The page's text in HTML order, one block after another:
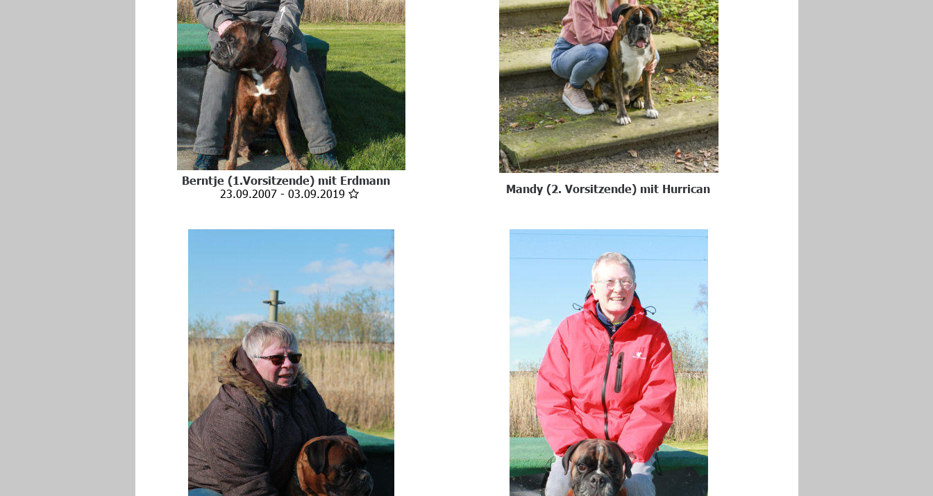
Berntje (1.Vorsitzende) mit Erdmann
23.09.2007 - 03.09.2019  Mandy (2. Vorsitzende) mit Hurrican